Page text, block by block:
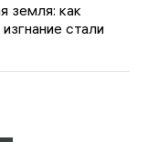
земля: как
стали